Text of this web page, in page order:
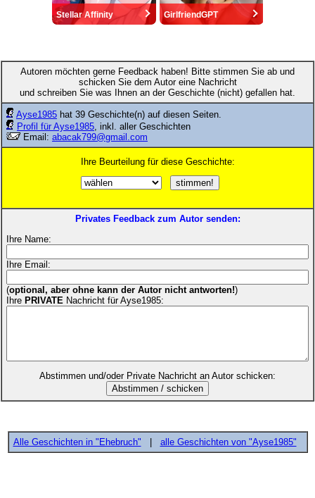
Stellar Affinity GirlfriendGPT
Autoren möchten gerne Feedback haben! Bitte stimmen Sie ab und
schicken Sie dem Autor eine Nachricht
und schreiben Sie was Ihnen an der Geschichte (nicht) gefallen hat.
Ayse1985 hat 39 Geschichte(n) auf diesen Seiten.
Profil für Ayse1985, inkl. aller Geschichten
Email: abacak799@gmail.com
Ihre Beurteilung für diese Geschichte:
Privates Feedback zum Autor senden:
Ihre Name:
Ihre Email:
(optional, aber ohne kann der Autor nicht antworten!)
Ihre PRIVATE Nachricht für Ayse1985:
Abstimmen und/oder Private Nachricht an Autor schicken:
Alle Geschichten in "Ehebruch" alle Geschichten von "Ayse1985"